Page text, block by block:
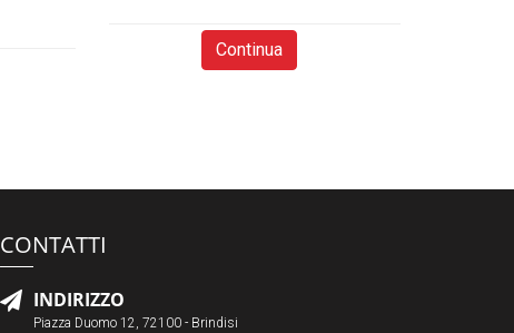
Continua
CONTATTI
INDIRIZZO
Piazza Duomo 12, 72100 - Brindisi